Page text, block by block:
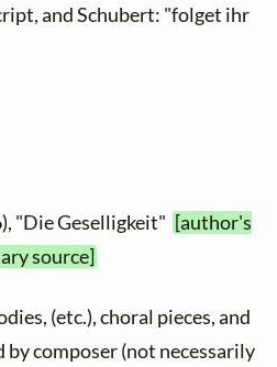
and Schubert: "folget ihr
"Die Geselligkeit" [author's
source]
(etc.), choral pieces, and
composer (not necessarily